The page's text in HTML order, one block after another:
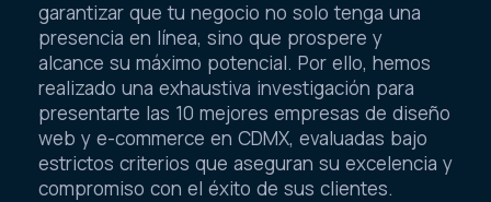
garantizar que tu negocio no solo tenga una
presencia en línea, sino que prospere y
alcance su máximo potencial. Por ello, hemos
realizado una exhaustiva investigación para
presentarte las 10 mejores empresas de diseño
web y e-commerce en CDMX, evaluadas bajo
estrictos criterios que aseguran su excelencia y
compromiso con el éxito de sus clientes.